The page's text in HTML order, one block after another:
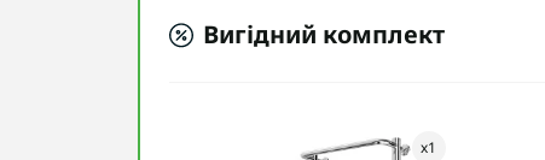
Вигідний комплект
x1